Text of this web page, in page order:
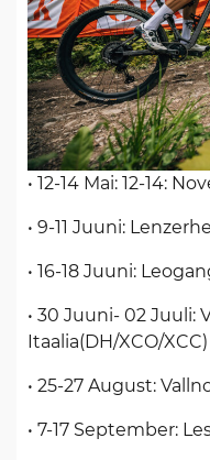
• 12-14 Mai: 12-14:
• 9-11 Juuni:
• 16-18 Juuni:
• 30 Juuni- 02 Juuli:
Itaalia(DH/XCO/XCC)
• 25-27 August:
• 7-17 September: